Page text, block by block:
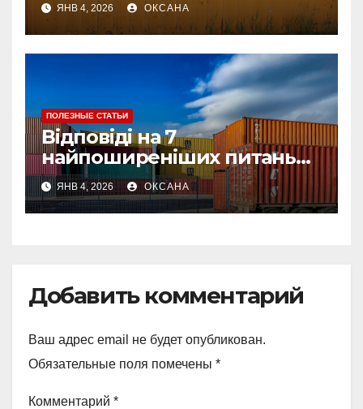
ЯНВ 4, 2026 ОКСАНА
ПОЛЕЗНЫЕ СТАТЬИ
Відповіді на 7
найпоширеніших питань
про страхування вантажу
ЯНВ 4, 2026 ОКСАНА
Добавить комментарий
Ваш адрес email не будет опубликован.
Обязательные поля помечены *
Комментарий *